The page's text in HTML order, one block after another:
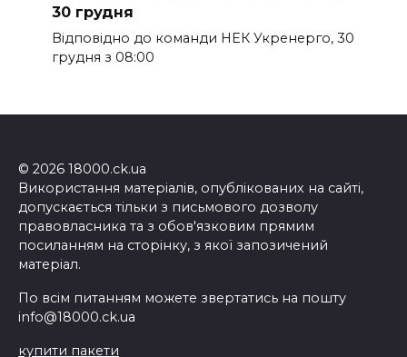
30 грудня
Відповідно до команди НЕК Укренерго, 30
грудня з 08:00
© 2026 18000.ck.ua
Використання матеріалів, опублікованих на сайті,
допускається тільки з письмового дозволу
правовласника та з обов'язковим прямим
посиланням на сторінку, з якої запозичений
матеріал.
По всім питанням можете звертатись на пошту
info@18000.ck.ua
купити пакети